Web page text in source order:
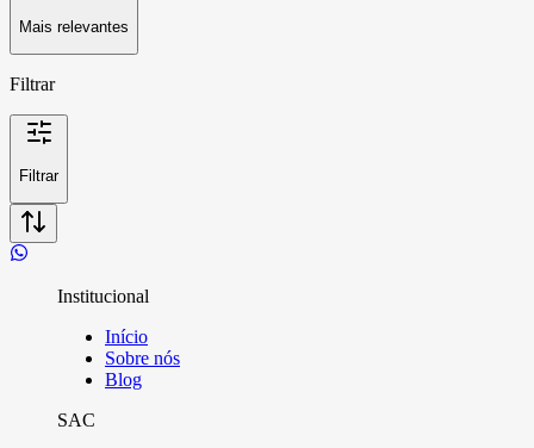
Mais relevantes
Filtrar
Filtrar
Institucional
Início
Sobre nós
Blog
SAC